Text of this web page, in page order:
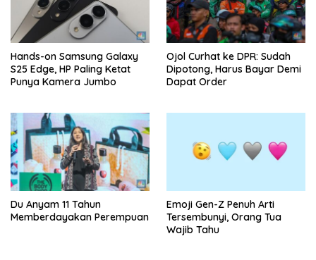
Hands-on Samsung Galaxy
S25 Edge, HP Paling Ketat
Punya Kamera Jumbo
Ojol Curhat ke DPR: Sudah
Dipotong, Harus Bayar Demi
Dapat Order
Du Anyam 11 Tahun
Memberdayakan Perempuan
Emoji Gen-Z Penuh Arti
Tersembunyi, Orang Tua
Wajib Tahu